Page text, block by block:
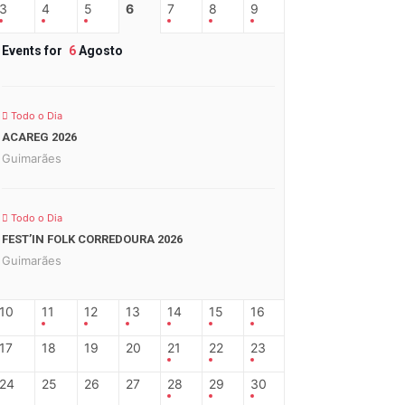
3 4 5 6 7 8 9
Events for 6Agosto
Todo o Dia
ACAREG 2026
Guimarães
Todo o Dia
FEST’IN FOLK CORREDOURA 2026
Guimarães
10 11 12 13 14 15 16
17 18 19 20 21 22 23
24 25 26 27 28 29 30